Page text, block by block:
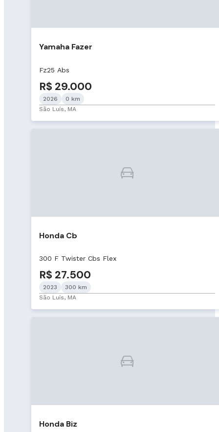
Yamaha Fazer
Fz25 Abs
R$ 29.000
2026
0 km
São Luís, MA
Honda Cb
300 F Twister Cbs Flex
R$ 27.500
2023
300 km
São Luís, MA
Honda Biz